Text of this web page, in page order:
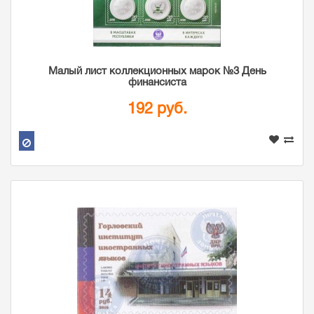
Малый лист коллекционных марок №3 День
финансиста
192 руб.